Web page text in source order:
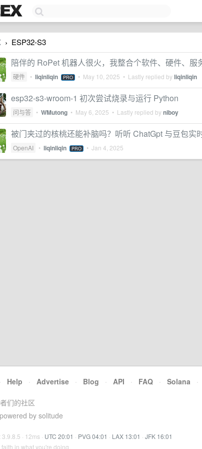
› ESP32-S3
陪伴的 RoPet 机器人很火，我整合个软件、硬件、服
硬件 • liqinliqin PRO • May 10, 2025 • Lastly replied byliqinliqin
esp32-s3-wroom-1 初次尝试烧录与运行 Python
问与答 • WMutong • May 6, 2025 • Lastly replied byniboy
被门夹过的核桃还能补脑吗？听听 ChatGpt 与豆包实
OpenAI • liqinliqin PRO • Jan 4, 2025
Help · Advertise · Blog · API · FAQ · Solana ·
们的社区
by solitude
· 12ms · UTC 20:01 · PVG 04:01 · LAX 13:01 · JFK 16:01
in what you're doing.